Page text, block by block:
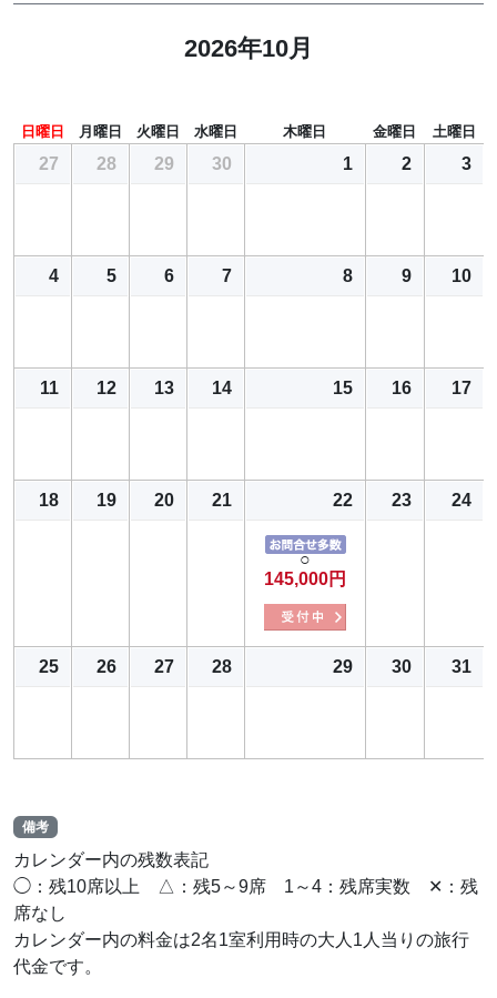
2026年10月
日曜日 月曜日 火曜日 水曜日 木曜日 金曜日 土曜日
27 28 29 30 1 2 3
4 5 6 7 8 9 10
11 12 13 14 15 16 17
18 19 20 21 22
○
145,000円
23 24
25 26 27 28 29 30 31
備考
カレンダー内の残数表記
◯：残10席以上 △：残5～9席 1～4：残席実数 ✕：残
席なし
カレンダー内の料金は2名1室利用時の大人1人当りの旅行
代金です。